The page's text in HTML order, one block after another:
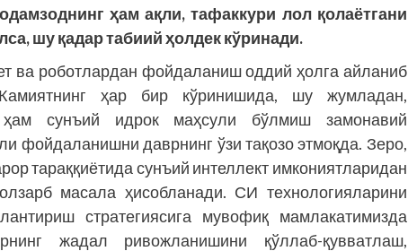
ҳам ақли, тафаккури лол қолаётгани
шу қадар табиий ҳолдек кўринади.
ва роботлардан фойдаланиш оддий ҳолга айланиб
ҳар бир кўринишида, шу жумладан,
ҳам сунъий идрок маҳсули бўлмиш замонавий
фойдаланишни даврнинг ўзи тақозо этмоқда. Зеро,
тараққиётида сунъий интеллект имкониятларидан
масала ҳисобланади. СИ технологияларини
стратегиясига мувофиқ мамлакатимизда
жадал ривожланишини қўллаб-қувватлаш,